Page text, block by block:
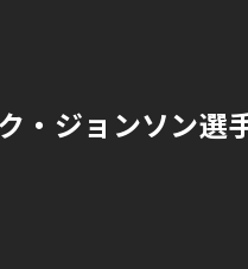
・ジョンソン選